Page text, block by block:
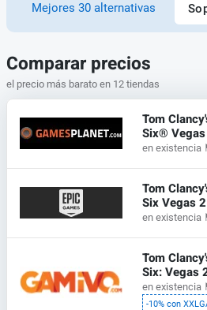
Mejores 30 alternativas
Comparar precios
el precio más barato en 12 tiendas
Tom
Six®
en existencia
Tom
Six Vegas 2
en existencia
Tom
Six: Vegas
en existencia
-10% con